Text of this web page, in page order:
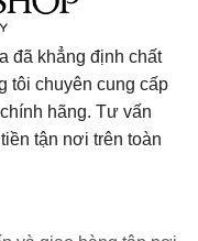
đã khẳng định chất
tôi chuyên cung cấp
hãng. Tư vấn
tận nơi trên toàn